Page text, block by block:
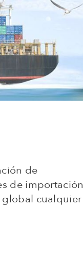
de
de importación
cualquier